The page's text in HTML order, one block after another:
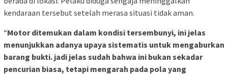
kendaraan tersebut setelah merasa situasi tidak aman.
“Motor ditemukan dalam kondisi tersembunyi, ini jelas
menunjukkan adanya upaya sistematis untuk mengaburkan
barang bukti. jadi jelas sudah bahwa ini bukan sekadar
pencurian biasa, tetapi mengarah pada pola yang